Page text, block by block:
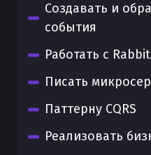
Создавать и
события
Работать с
Писать
Паттерну CQRS
Реализовать